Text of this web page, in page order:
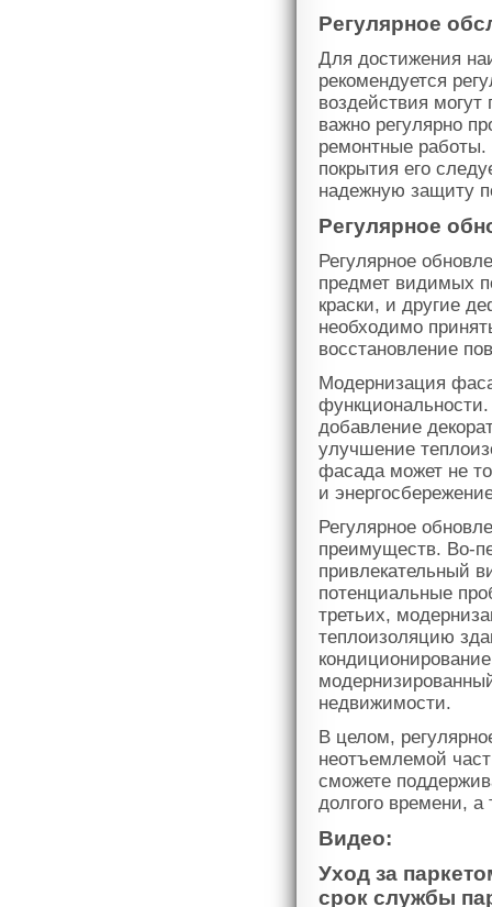
Регулярное
Для достижения
рекомендуется
воздействия
важно регулярно
ремонтные
покрытия его
надежную защиту
Регулярное
Регулярное
предмет видимых
краски, и другие
необходимо
восстановление
Модернизация
добавление
улучшение
фасада может не
и
Регулярное
преимуществ. Во-
привлекательный
потенциальные
третьих,
теплоизоляцию
недвижимости.
В целом,
неотъемлемой
сможете
долгого времени,
Видео:
Уход за
срок службы